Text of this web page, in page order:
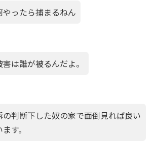
やったら捕まるねん
害は誰が被るんだよ。
の判断下した奴の家で面倒見れば良い
す。